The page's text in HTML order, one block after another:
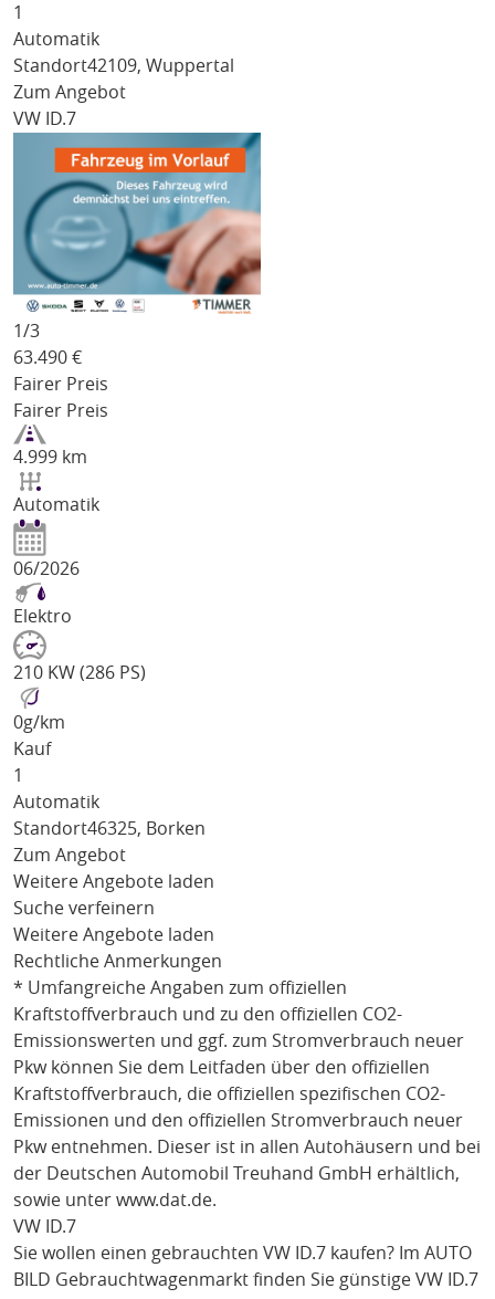
1
Automatik
Standort42109, Wuppertal
Zum Angebot
VW ID.7
1/3
63.490 €
Fairer Preis
Fairer Preis
4.999 km
Automatik
06/2026
Elektro
210 KW (286 PS)
0g/km
Kauf
1
Automatik
Standort46325, Borken
Zum Angebot
Weitere Angebote laden
Suche verfeinern
Weitere Angebote laden
Rechtliche Anmerkungen
* Umfangreiche Angaben zum offiziellen
Kraftstoffverbrauch und zu den offiziellen CO2-
Emissionswerten und ggf. zum Stromverbrauch neuer
Pkw können Sie dem Leitfaden über den offiziellen
Kraftstoffverbrauch, die offiziellen spezifischen CO2-
Emissionen und den offiziellen Stromverbrauch neuer
Pkw entnehmen. Dieser ist in allen Autohäusern und bei
der Deutschen Automobil Treuhand GmbH erhältlich,
sowie unter www.dat.de.
VW ID.7
Sie wollen einen gebrauchten VW ID.7 kaufen? Im AUTO
BILD Gebrauchtwagenmarkt finden Sie günstige VW ID.7